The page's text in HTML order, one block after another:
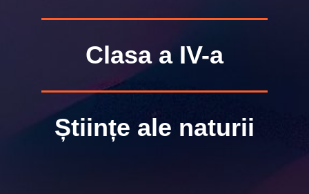
Clasa a IV-a
Științe ale naturii